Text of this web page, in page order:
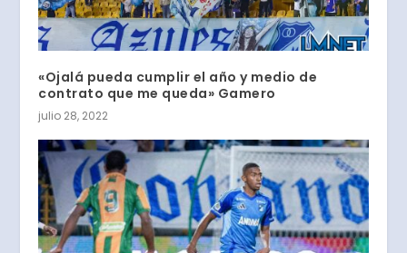
«Ojalá pueda cumplir el año y medio de
contrato que me queda» Gamero
julio 28, 2022